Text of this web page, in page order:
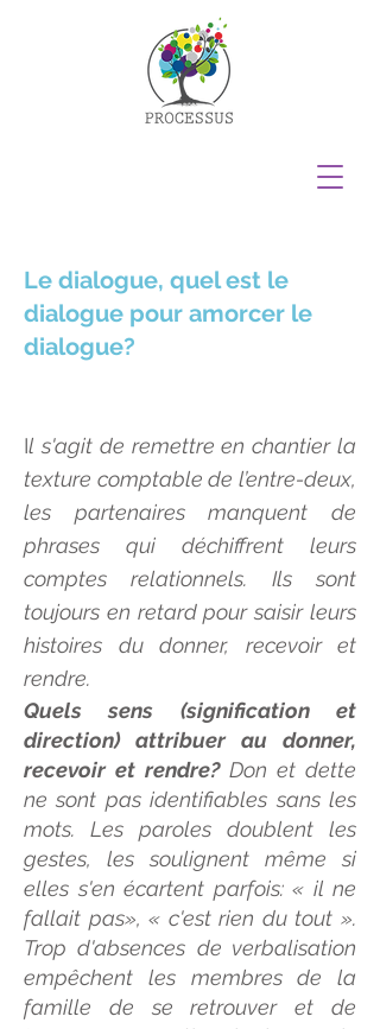
Le dialogue, quel est le
dialogue pour amorcer le
dialogue?
Il s'agit de remettre en chantier la
texture comptable de l’entre-deux,
les partenaires manquent de
phrases qui déchiffrent leurs
comptes relationnels. Ils sont
toujours en retard pour saisir leurs
histoires du donner, recevoir et
rendre.
Quels sens (signification et
direction) attribuer au donner,
recevoir et rendre? Don et dette
ne sont pas identifiables sans les
mots. Les paroles doublent les
gestes, les soulignent même si
elles s'en écartent parfois: « il ne
fallait pas», « c'est rien du tout ».
Trop d'absences de verbalisation
empêchent les membres de la
famille de se retrouver et de